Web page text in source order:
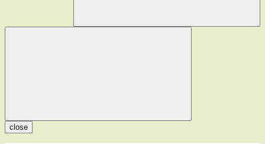
close